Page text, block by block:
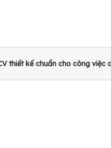
thiết kế chuẩn cho công việc